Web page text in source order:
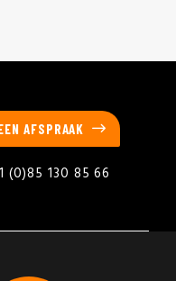
AFSPRAAK
(0)85 130 85 66